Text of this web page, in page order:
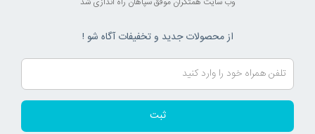
از محصولات جدید و تخفیفات آگاه شو !
ثبت